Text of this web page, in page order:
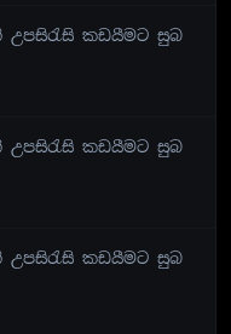
කඩයීමට සුබ
උපසිරැසි කඩයීමට සුබ
කඩයීමට සුබ